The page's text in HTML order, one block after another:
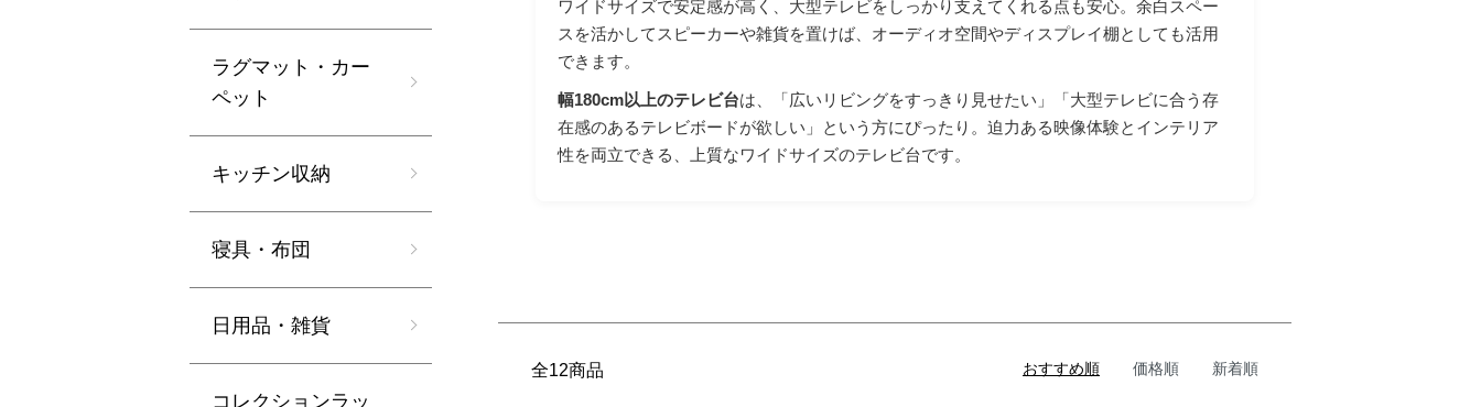
ワイドサイズで安定感が高く、大型テレビをしっかり支えてくれる点も安心。余白スペー
スを活かしてスピーカーや雑貨を置けば、オーディオ空間やディスプレイ棚としても活用
できます。
幅180cm以上のテレビ台は、「広いリビングをすっきり見せたい」「大型テレビに合う存
在感のあるテレビボードが欲しい」という方にぴったり。迫力ある映像体験とインテリア
性を両立できる、上質なワイドサイズのテレビ台です。
全12商品 おすすめ順 価格順 新着順
ラグマット・カー
ペット
キッチン収納
寝具・布団
日用品・雑貨
コレクションラッ